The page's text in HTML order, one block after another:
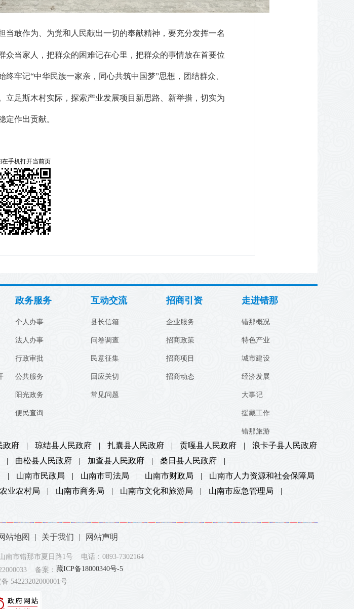
当敢作为、为党和人民献出一切的奉献精神，要充分发挥一名
当家人，把群众的困难记在心里，把群众的事情放在首要位
终牢记“中华民族一家亲，同心共筑中国梦”思想，团结群众、
足斯木村实际，探索产业发展项目新思路、新举措，切实为
定作出贡献。
在手机打开当前页
政务服务
个人办事
法人办事
行政审批
公共服务
阳光政务
便民查询
互动交流
县长信箱
问卷调查
民意征集
回应关切
常见问题
招商引资
企业服务
招商政策
招商项目
招商动态
走进错那
错那概况
特色产业
城市建设
经济发展
大事记
援藏工作
错那旅游
政府 | 琼结县人民政府 | 扎囊县人民政府 | 贡嘎县人民政府 |
浪卡子县人民政府
| 曲松县人民政府 | 加查县人民政府 | 桑日县人民政府
|
| 山南市民政局 | 山南市司法局 | 山南市财政局 |
山南市人力资源和社会保障局
业农村局 | 山南市商务局 | 山南市文化和旅游局 | 山南市应急管理局
|
站地图 | 关于我们 | 网站声明
市错那市夏日路1号 电话：0893-7302164
备案： 藏ICP备18000340号-5
54223202000001号